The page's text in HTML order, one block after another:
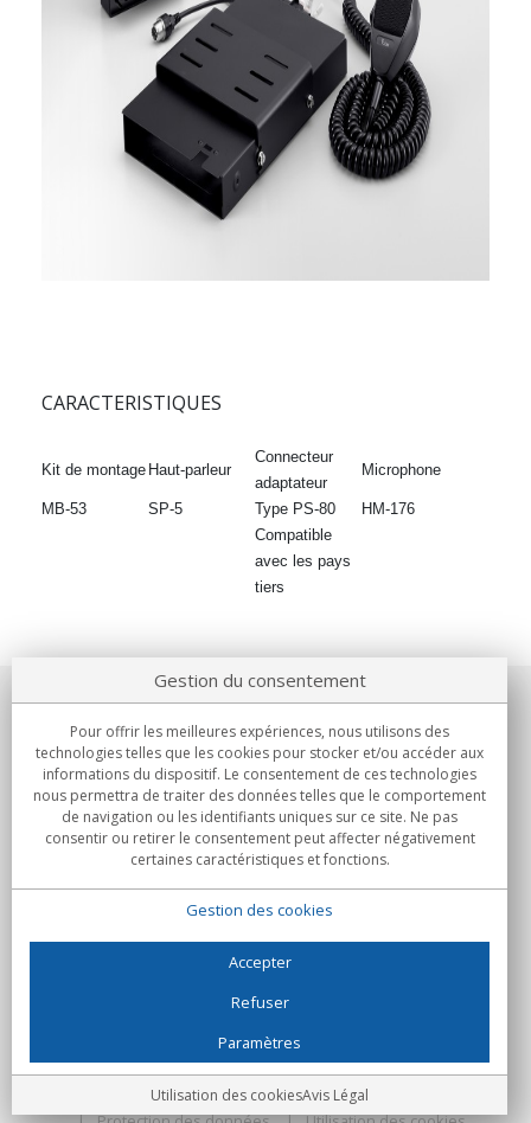
CARACTERISTIQUES
Kit de montage Haut-parleur
Connecteur
adaptateur
Microphone
MB-53 SP-5 Type PS-80
HM-176
Compatible
avec les pays
tiers
Notre société
Engagements
Achats
C/Flassaders, 13, Nave 6, 08130 Santa Perpètua de Mogoda
(Barcelone) - Espagne
Folie Numérique - Tous droits réservés
Gestion du consentement
Pour offrir les meilleures expériences, nous utilisons des
technologies telles que les cookies pour stocker et/ou accéder aux
informations du dispositif. Le consentement de ces technologies
nous permettra de traiter des données telles que le comportement
de navigation ou les identifiants uniques sur ce site. Ne pas
consentir ou retirer le consentement peut affecter négativement
certaines caractéristiques et fonctions.
Gestion des cookies
Accepter
Refuser
Paramètres
Utilisation des cookiesAvis Légal